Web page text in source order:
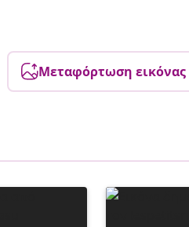
Μεταφόρτωση εικόνας